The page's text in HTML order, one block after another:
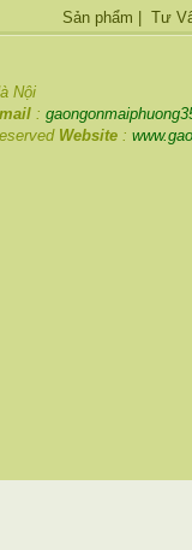
Sản phẩm Tư
Nội
:
Website :